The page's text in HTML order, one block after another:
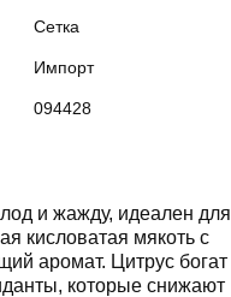
Сетка
Импорт
094428
и жажду, идеален для
кисловатая мякоть с
аромат. Цитрус богат
которые снижают